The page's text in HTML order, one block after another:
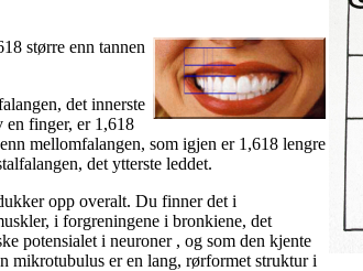
større enn tannen
det innerste
en finger, er 1,618
mellomfalangen, som igjen er 1,618 lengre
det ytterste leddet.
opp overalt. Du finner det i
i forgreningene i bronkiene, det
potensialet i neuroner , og som den kjente
mikrotubulus er en lang, rørformet struktur i